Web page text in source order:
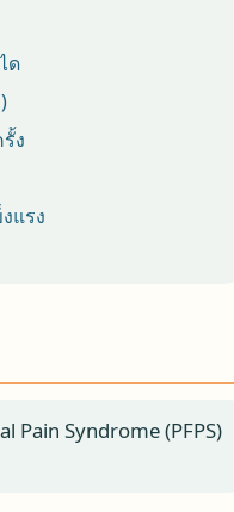
ด
ง
แรง
Pain Syndrome (PFPS)